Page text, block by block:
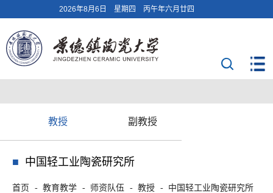
2026年8月6日 星期四 丙午年六月廿四
教授 副教授
中国轻工业陶瓷研究所
首页 教育教学 师资队伍 教授
中国轻工业陶瓷研究所